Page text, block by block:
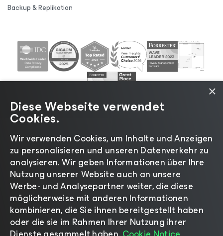
Backup & Replikation
©2026 Veeam® Software |Datenschutzrichtlinie|
Cookies|Rechtliches |Lizenzierungsrichtlinie|
Lieferanten-Ressourcen| Impressum
×
Diese Webseite verwendet
Cookies.
Wir verwenden Cookies, um Inhalte und Anzeigen
zu personalisieren und unseren Datenverkehr zu
analysieren. Wir geben Informationen über Ihre
Nutzung unserer Website auch an unsere
Werbe- und Analysepartner weiter, die diese
möglicherweise mit anderen Informationen
kombinieren, die Sie ihnen bereitgestellt haben
oder die sie im Rahmen Ihrer Nutzung ihrer